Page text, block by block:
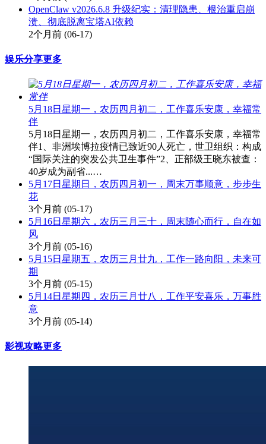
OpenClaw v2026.6.8 升级纪实：清理隐患、根治重启崩
溃、彻底脱离宝塔AI依赖
2个月前 (06-17)
娱乐分享更多
5月18日星期一，农历四月初二，工作喜乐安康，幸福常
伴
5月18日星期一，农历四月初二，工作喜乐安康，幸福常
伴1、非洲埃博拉疫情已致近90人死亡，世卫组织：构成
“国际关注的突发公共卫生事件”2、正部级王晓东被查：
40岁成为副省...…
5月17日星期日，农历四月初一，周末万事顺意，步步生
花
3个月前 (05-17)
5月16日星期六，农历三月三十，周末随心而行，自在如
风
3个月前 (05-16)
5月15日星期五，农历三月廿九，工作一路向阳，未来可
期
3个月前 (05-15)
5月14日星期四，农历三月廿八，工作平安喜乐，万事胜
意
3个月前 (05-14)
影视攻略更多